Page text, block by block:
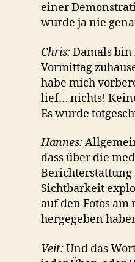
einer
wurde ja nie
Chris:Damals bin
Vormittag
habe mich
lief… nichts!
Es wurde
Hannes:
dass über die
Berichterstattung
Sichtbarkeit
auf den Fotos am
hergegeben
Veit:Und das